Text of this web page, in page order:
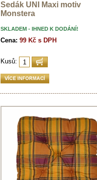
Sedák UNI Maxi motiv
Monstera
SKLADEM - IHNED K DODÁNÍ!
Cena: 99 Kč s DPH
Kusů: